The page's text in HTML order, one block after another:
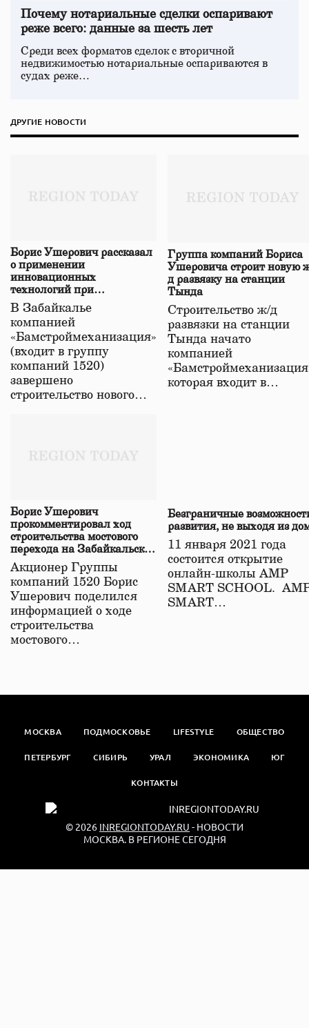
Почему нотариальные сделки оспаривают
реже всего: данные за шесть лет
Среди всех форматов сделок с вторичной
недвижимостью нотариальные оспариваются в
судах реже…
ДРУГИЕ НОВОСТИ
Борис Ушерович рассказал
о применении
инновационных
технологий при
строительстве нового моста
в Забайкалье
В Забайкалье
компанией
«Бамстроймеханизация»
(входит в группу
компаний 1520)
завершено
строительство нового…
Группа компаний Бориса
Ушеровича строит новую
д развязку на станции
Тында
Строительство ж/д
развязки на станции
Тында начато
компанией
которая входит в…
Борис Ушерович
прокомментировал ход
строительства мостового
перехода на Забайкальской
железной дороге
Акционер Группы
компаний 1520 Борис
Ушерович поделился
информацией о ходе
строительства
мостового…
Безграничные
развития, не выходя из
11 января 2021 года
состоится открытие
онлайн-школы АМР
SMART SCHOOL.
SMART…
МОСКВА ПОДМОСКОВЬЕ LIFESTYLE ОБЩЕСТВО
ПЕТЕРБУРГ СИБИРЬ УРАЛ ЭКОНОМИКА ЮГ
КОНТАКТЫ
© 2026 INREGIONTODAY.RU - НОВОСТИ
МОСКВА. В РЕГИОНЕ СЕГОДНЯ